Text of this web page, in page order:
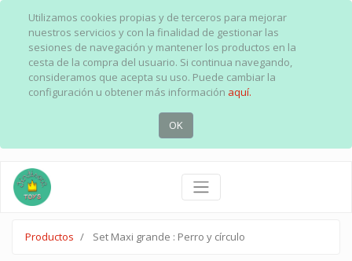
Utilizamos cookies propias y de terceros para mejorar
nuestros servicios y con la finalidad de gestionar las
sesiones de navegación y mantener los productos en la
cesta de la compra del usuario. Si continua navegando,
consideramos que acepta su uso. Puede cambiar la
configuración u obtener más información aquí.
OK
Productos Set Maxi grande : Perro y círculo